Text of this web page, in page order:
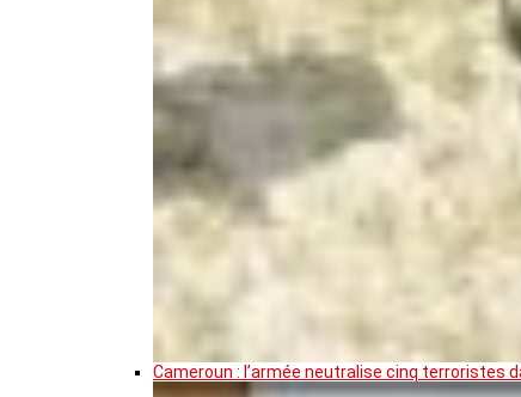
Cameroun : l’armée neutralise cinq terroristes